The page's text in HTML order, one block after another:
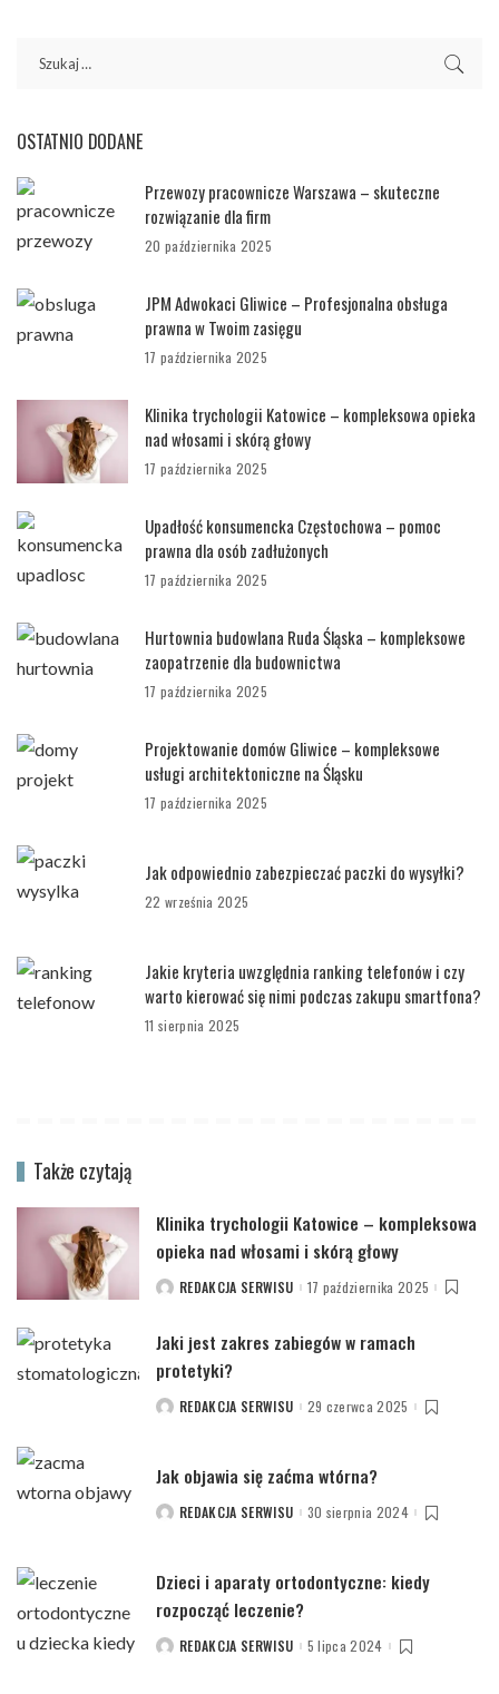
OSTATNIO DODANE
Przewozy pracownicze Warszawa – skuteczne
rozwiązanie dla firm
20 października 2025
JPM Adwokaci Gliwice – Profesjonalna obsługa
prawna w Twoim zasięgu
17 października 2025
Klinika trychologii Katowice – kompleksowa opieka
nad włosami i skórą głowy
17 października 2025
Upadłość konsumencka Częstochowa – pomoc
prawna dla osób zadłużonych
17 października 2025
Hurtownia budowlana Ruda Śląska – kompleksowe
zaopatrzenie dla budownictwa
17 października 2025
Projektowanie domów Gliwice – kompleksowe
usługi architektoniczne na Śląsku
17 października 2025
Jak odpowiednio zabezpieczać paczki do wysyłki?
22 września 2025
Jakie kryteria uwzględnia ranking telefonów i czy
warto kierować się nimi podczas zakupu smartfona?
11 sierpnia 2025
Także czytają
Klinika trychologii Katowice – kompleksowa
opieka nad włosami i skórą głowy
POSTEDREDAKCJA SERWISU 17 października 2025
Jaki jest zakres zabiegów w ramach
protetyki?
POSTEDREDAKCJA SERWISU 29 czerwca 2025
Jak objawia się zaćma wtórna?
POSTEDREDAKCJA SERWISU 30 sierpnia 2024
Dzieci i aparaty ortodontyczne: kiedy
rozpocząć leczenie?
POSTEDREDAKCJA SERWISU 5 lipca 2024